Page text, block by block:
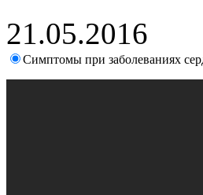
21.05.2016
Симптомы при заболеваниях